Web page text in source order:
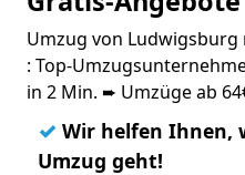
Umzug von
: Top-
in 2 Min. ➨ Umzüge ab
✓ Wir helfen Ihnen,
Umzug geht!